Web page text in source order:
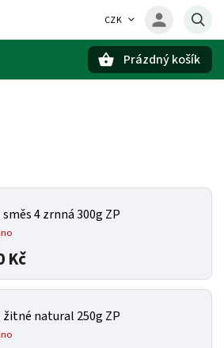
CZK
Prázdný košík
4 zrnná 300g ZP
Kč
žitné natural 250g ZP